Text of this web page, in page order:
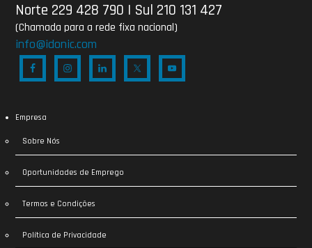
Norte 229 428 790 | Sul 210 131 427
(Chamada para a rede fixa nacional)
info@idonic.com
Empresa
Sobre Nós
Oportunidades de Emprego
Termos e Condições
Política de Privacidade